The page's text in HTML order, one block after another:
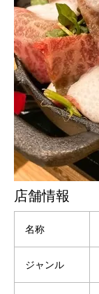
店舗情報
名称
ジャンル